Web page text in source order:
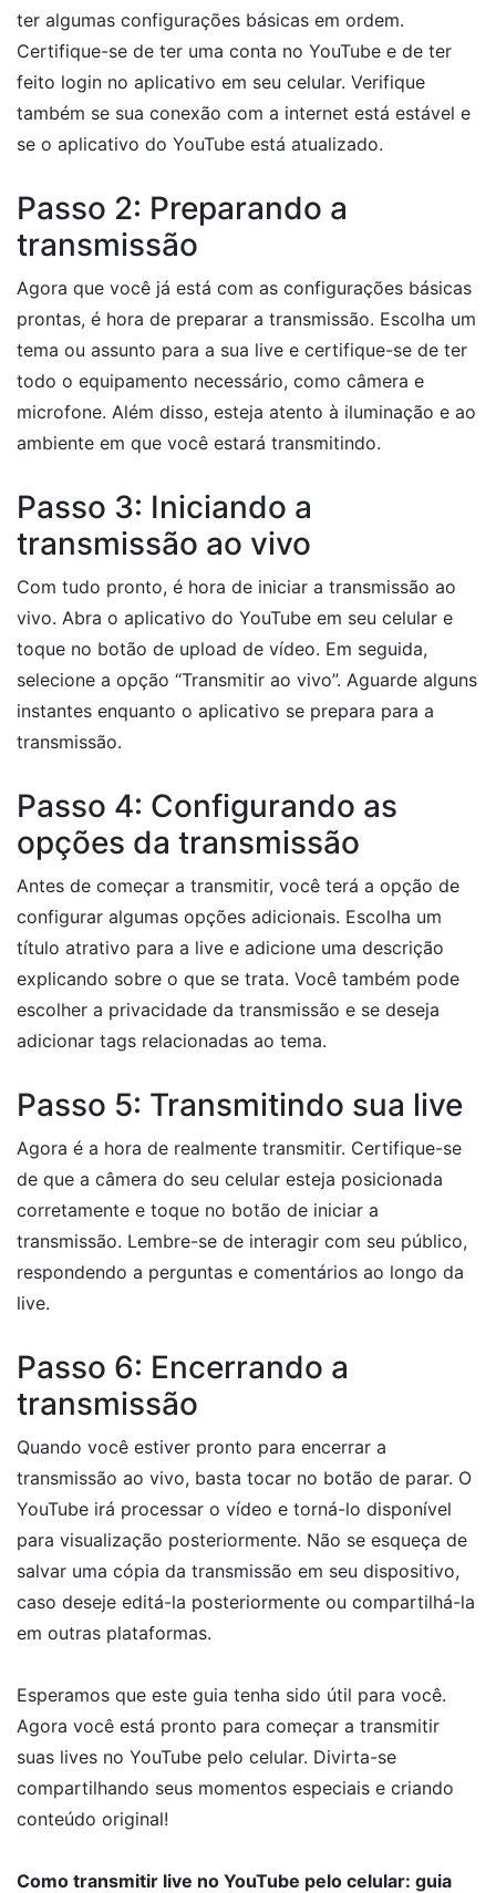
ter algumas configurações básicas em ordem.
Certifique-se de ter uma conta no YouTube e de ter
feito login no aplicativo em seu celular. Verifique
também se sua conexão com a internet está estável e
se o aplicativo do YouTube está atualizado.
Passo 2: Preparando a
transmissão
Agora que você já está com as configurações básicas
prontas, é hora de preparar a transmissão. Escolha um
tema ou assunto para a sua live e certifique-se de ter
todo o equipamento necessário, como câmera e
microfone. Além disso, esteja atento à iluminação e ao
ambiente em que você estará transmitindo.
Passo 3: Iniciando a
transmissão ao vivo
Com tudo pronto, é hora de iniciar a transmissão ao
vivo. Abra o aplicativo do YouTube em seu celular e
toque no botão de upload de vídeo. Em seguida,
selecione a opção “Transmitir ao vivo”. Aguarde alguns
instantes enquanto o aplicativo se prepara para a
transmissão.
Passo 4: Configurando as
opções da transmissão
Antes de começar a transmitir, você terá a opção de
configurar algumas opções adicionais. Escolha um
título atrativo para a live e adicione uma descrição
explicando sobre o que se trata. Você também pode
escolher a privacidade da transmissão e se deseja
adicionar tags relacionadas ao tema.
Passo 5: Transmitindo sua live
Agora é a hora de realmente transmitir. Certifique-se
de que a câmera do seu celular esteja posicionada
corretamente e toque no botão de iniciar a
transmissão. Lembre-se de interagir com seu público,
respondendo a perguntas e comentários ao longo da
live.
Passo 6: Encerrando a
transmissão
Quando você estiver pronto para encerrar a
transmissão ao vivo, basta tocar no botão de parar. O
YouTube irá processar o vídeo e torná-lo disponível
para visualização posteriormente. Não se esqueça de
salvar uma cópia da transmissão em seu dispositivo,
caso deseje editá-la posteriormente ou compartilhá-la
em outras plataformas.
Esperamos que este guia tenha sido útil para você.
Agora você está pronto para começar a transmitir
suas lives no YouTube pelo celular. Divirta-se
compartilhando seus momentos especiais e criando
conteúdo original!
Como transmitir live no YouTube pelo celular: guia